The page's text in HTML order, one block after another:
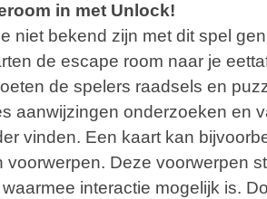
in met Unlock!
niet bekend zijn met dit spel
de escape room naar je
de spelers raadsels en
aanwijzingen onderzoeken en
vinden. Een kaart kan
voorwerpen. Deze voorwerpen
interactie mogelijk is.